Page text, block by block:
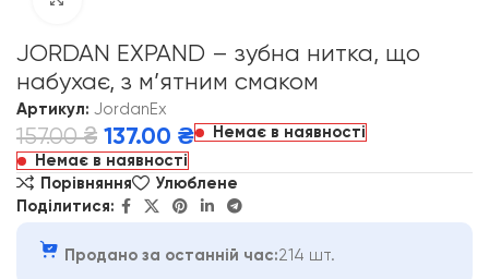
JORDAN EXPAND – зубна нитка, що
набухає, з м’ятним смаком
Артикул: JordanEx
157.00₴ 137.00 ₴
Немає в наявності
Немає в наявності
Порівняння
Улюблене
Поділитися:
Продано за останній час:214 шт.